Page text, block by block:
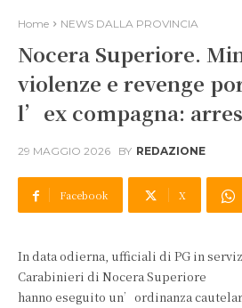
Home NEWS DALLA PROVINCIA
Nocera Superiore.
violenze e revenge
l’ex compagna:
29 MAGGIO 2026 BY REDAZIONE
Facebook X
In data odierna, ufficiali di PG in
Carabinieri di Nocera Superiore
hanno eseguito un’ordinanza